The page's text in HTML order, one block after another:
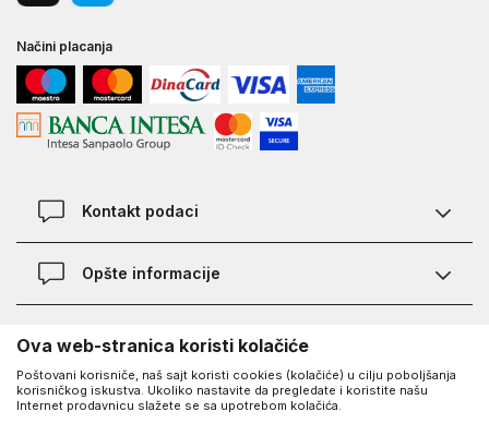
Načini placanja
Kontakt podaci
Chat
Opšte informacije
Najčešća pitanja
Kako kupiti
O Under Armour-u
O nama - priča o UA
UA Social
Ova web-stranica koristi kolačiće
Poštovani korisniče, naš sajt koristi cookies (kolačiće) u cilju poboljšanja
korisničkog iskustva. Ukoliko nastavite da pregledate i koristite našu
Internet prodavnicu slažete se sa upotrebom kolačića.